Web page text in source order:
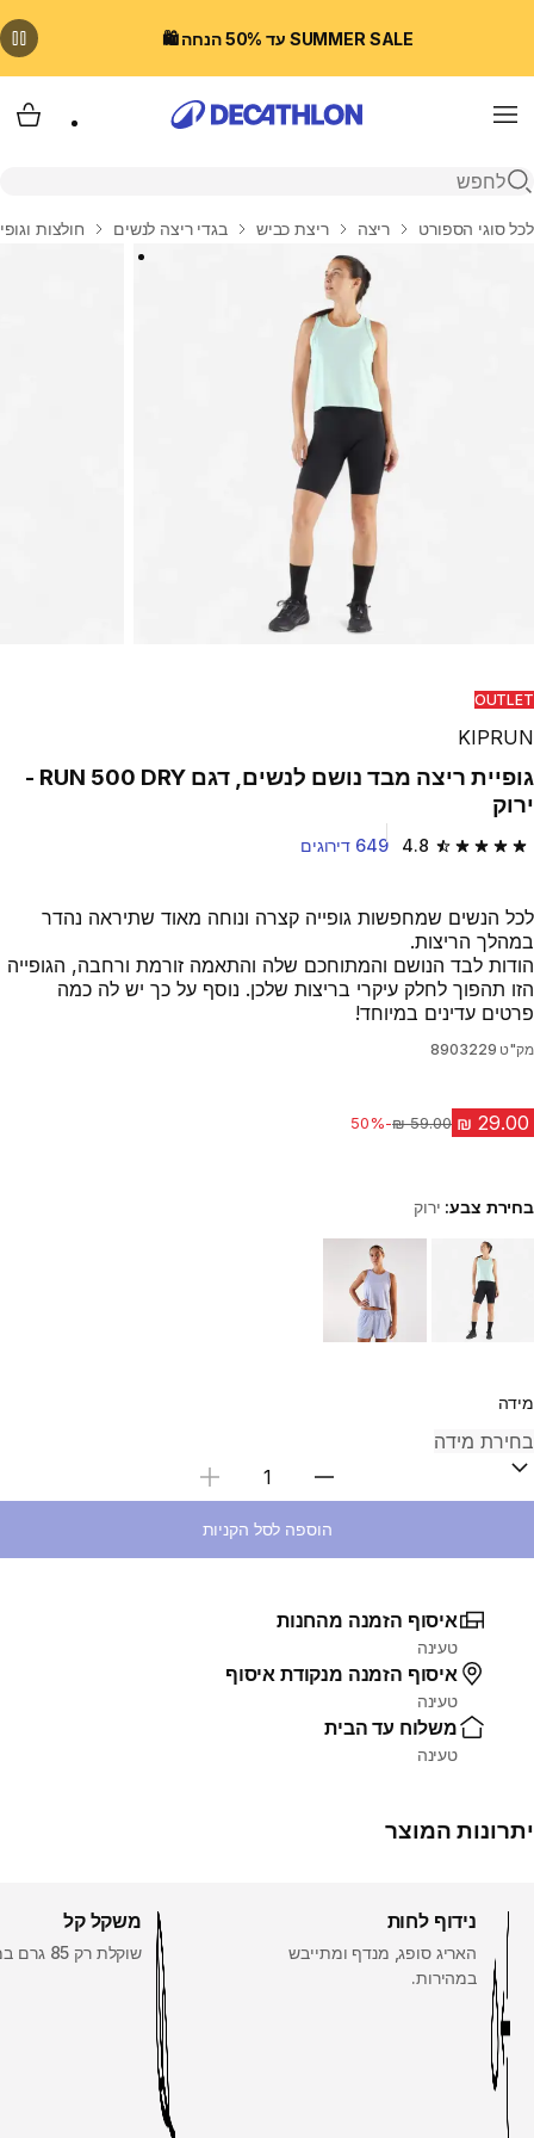
SUMMER SALE עד 50% הנחה 🛍️
Menu
פתיחת חיפוש
בית
לכל סוגי הספורט ריצה ריצת כביש בגדי ריצה לנשים חולצות
OUTLET
KIPRUN
גופיית ריצה מבד נושם לנשים, דגם RUN 500 DRY -
ירוק
4.8 4.8 out of 5 stars from 649 reviews 649 דירוגים
לכל הנשים שמחפשות גופייה קצרה ונוחה מאוד שתיראה נהדר
במהלך הריצות.
הודות לבד הנושם והמתוחכם שלה והתאמה זורמת ורחבה, הגופייה
הזו תהפוך לחלק עיקרי בריצות שלכן. נוסף על כך יש לה כמה
פרטים עדינים במיוחד!
מק"ט 8903229
מחיר לפני הנחה
-50%
בחירת צבע: ירוק
Choose a variant
מידה
בחירת כמות
הוספה לסל הקניות
איסוף הזמנה מהחנות
טעינה
איסוף הזמנה מנקודת איסוף
טעינה
משלוח עד הבית
טעינה
יתרונות המוצר
נידוף לחות
האריג סופג, מנדף ומתייבש
במהירות.
משקל קל
שוקלת רק 85 גרם במידה M!